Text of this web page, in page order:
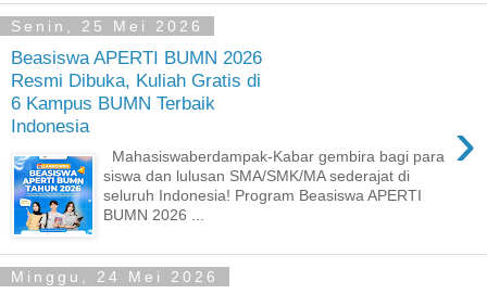
Senin, 25 Mei 2026
Beasiswa APERTI BUMN 2026
Resmi Dibuka, Kuliah Gratis di
6 Kampus BUMN Terbaik
Indonesia
›
Mahasiswaberdampak-Kabar gembira bagi para
siswa dan lulusan SMA/SMK/MA sederajat di
seluruh Indonesia! Program Beasiswa APERTI
BUMN 2026 ...
Minggu, 24 Mei 2026